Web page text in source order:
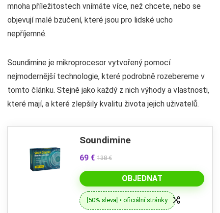
mnoha příležitostech vnímáte více, než chcete, nebo se
objevují malé bzučení, které jsou pro lidské ucho
nepříjemné.
Soundimine je mikroprocesor vytvořený pomocí
nejmodernější technologie, které podrobně rozebereme v
tomto článku. Stejně jako každý z nich výhody a vlastnosti,
které mají, a které zlepšily kvalitu života jejich uživatelů.
Soundimine
69 € 138 €
OBJEDNAT
[50% sleva] • oficiální stránky